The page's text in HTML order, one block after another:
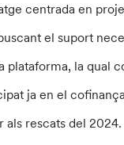
centrada en
el suport
plataforma, la qual
ja en el
als rescats del 2024.